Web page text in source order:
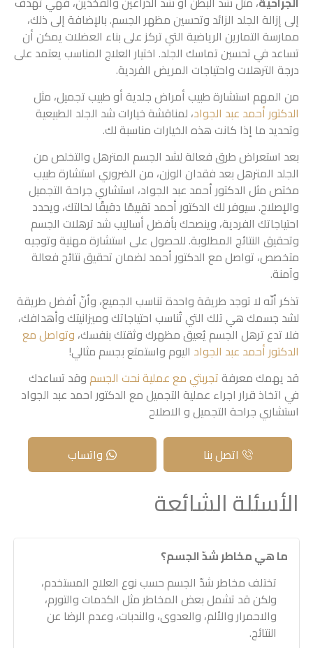
إلى إزالة الجلد الزائد وتحسين مظهر الجسم. بالإضافة إلى ذلك،
ممارسة التمارين الرياضية التي تركز على بناء العضلات يمكن أن
تساعد في تحسين تماسك الجلد. اختيار العلاج المناسب يعتمد على
درجة الترهلات واحتياجات المريض الفردية.
من المهم استشارة طبيب أمراض جلدية أو طبيب تجميل، مثل
الدكتور أحمد عبد الجواد، لمناقشة خيارات شد الجلد الطبيعية
وتحديد ما إذا كانت هذه الخيارات مناسبة لك.
بعد استعراض طرق فعالة لشد الجسم المترهل والتخلص من
الجلد المترهل بعد فقدان الوزن، من الضروري استشارة طبيب
مختص مثل الدكتور أحمد عبد الجواد، استشاري جراحة التجميل
والإصلاح. سيوفر لك الدكتور أحمد تقييمًا دقيقًا لحالتك، ويحدد
احتياجاتك الفردية، وينصحك بأفضل أساليب شد ترهلات الجسم
وتحقيق النتائج المطلوبة. للحصول على استشارة مهنية وتوجيه
متخصص، تواصل مع الدكتور أحمد لضمان تحقيق نتائج فعالة
وآمنة.
تذكر أنّه لا توجد طريقة واحدة تناسب الجميع، وأنّ أفضل طريقة
لشد جسمك هي تلك التي تُناسب احتياجاتك وميزانيتك وأهدافك،
فلا تدع ترهل الجسم يُعيق مظهرك وثقتك بنفسك، وتواصل مع
الدكتور أحمد عبد الجواد اليوم واستمتع بجسم مثالي!
قد يهمك معرفةتجربتي مع عملية نحت الجسموقد تساعدك
في اتخاذ قرار اجراء عملية التجميل مع الدكتور احمد عبد الجواد
استشاري جراحة التجميل و الاصلاح
اتصل بنا واتساب
الأسئلة الشائعة
ما هي مخاطر شدّ الجسم؟
تختلف مخاطر شدّ الجسم حسب نوع العلاج المستخدم،
ولكن قد تشمل بعض المخاطر مثل الكدمات والتورم،
والاحمرار والألم، والعدوى، والندبات، وعدم الرضا عن
النتائج.